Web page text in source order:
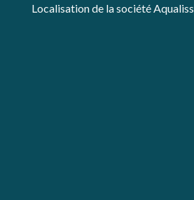
Localisation de la société Aqualiss